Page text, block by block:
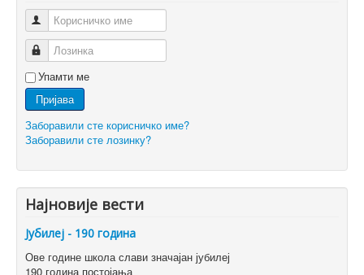
Корисничко име
Лозинка
Упамти ме
Пријава
Заборавили сте корисничко име?
Заборавили сте лозинку?
Најновије вести
Јубилеј - 190 година
Ове године школа слави значајан јубилеј
190 година постојања